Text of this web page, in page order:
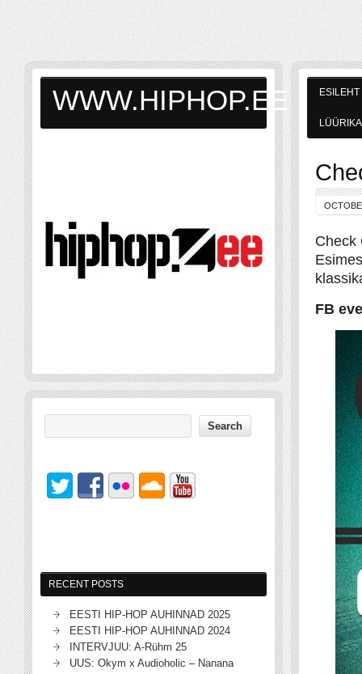
ESILEHT
LÜÜRIKA
Check
FB
WWW.HIPHOP.EE
RECENT POSTS
EESTI HIP-HOP AUHINNAD 2025
EESTI HIP-HOP AUHINNAD 2024
INTERVJUU: A-Rühm 25
UUS: Okym x Audioholic – Nanana